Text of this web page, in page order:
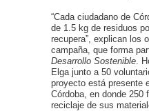
“Cada ciudadano de
de 1.5 kg de residuos
recupera”, explican los
campaña, que forma
Desarrollo Sostenible .
Elga junto a 50
proyecto está presente
Córdoba, en donde 250
reciclaje de sus